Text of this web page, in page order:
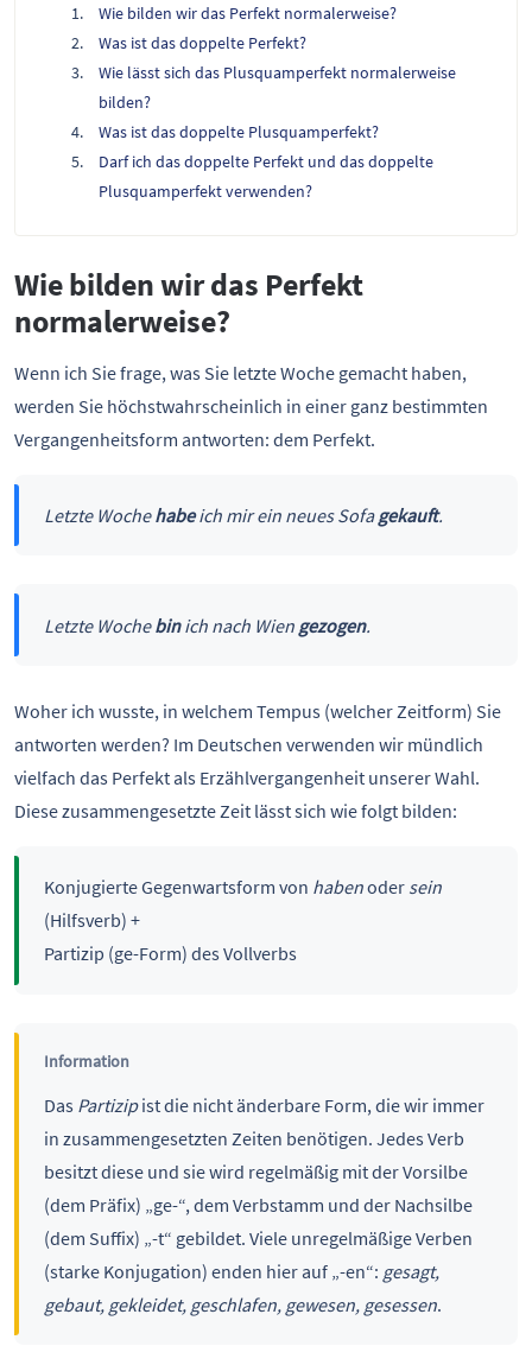
Wie bilden wir das Perfekt normalerweise?
Was ist das doppelte Perfekt?
Wie lässt sich das Plusquamperfekt normalerweise
bilden?
Was ist das doppelte Plusquamperfekt?
Darf ich das doppelte Perfekt und das doppelte
Plusquamperfekt verwenden?
Wie bilden wir das Perfekt
normalerweise?
Wenn ich Sie frage, was Sie letzte Woche gemacht haben,
werden Sie höchstwahrscheinlich in einer ganz bestimmten
Vergangenheitsform antworten: dem Perfekt.
Letzte Wochehabeich mir ein neues Sofagekauft.
Letzte Wochebinich nach Wien gezogen.
Woher ich wusste, in welchem Tempus (welcher Zeitform) Sie
antworten werden? Im Deutschen verwenden wir mündlich
vielfach das Perfekt als Erzählvergangenheit unserer Wahl.
Diese zusammengesetzte Zeit lässt sich wie folgt bilden:
Konjugierte Gegenwartsform von habenoder sein
(Hilfsverb) +
Partizip (ge-Form) des Vollverbs
Information
Das Partizipist die nicht änderbare Form, die wir immer
in zusammengesetzten Zeiten benötigen. Jedes Verb
besitzt diese und sie wird regelmäßig mit der Vorsilbe
(dem Präfix) „ge-“, dem Verbstamm und der Nachsilbe
(dem Suffix) „-t“ gebildet. Viele unregelmäßige Verben
(starke Konjugation) enden hier auf „-en“: gesagt,
gebaut, gekleidet, geschlafen, gewesen, gesessen.